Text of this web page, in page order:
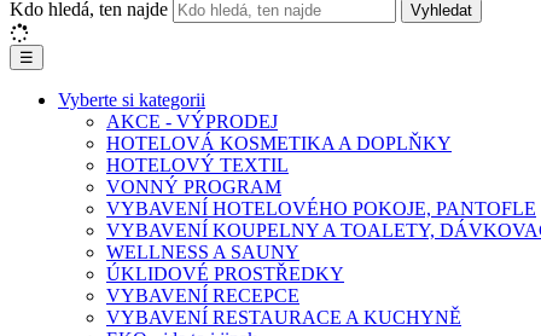
Kdo hledá, ten najde Vyhledat
☰
Vyberte si kategorii
AKCE - VÝPRODEJ
HOTELOVÁ KOSMETIKA A DOPLŇKY
HOTELOVÝ TEXTIL
VONNÝ PROGRAM
VYBAVENÍ HOTELOVÉHO POKOJE, PANTOFLE
VYBAVENÍ KOUPELNY A TOALETY,
WELLNESS A SAUNY
ÚKLIDOVÉ PROSTŘEDKY
VYBAVENÍ RECEPCE
VYBAVENÍ RESTAURACE A KUCHYNĚ